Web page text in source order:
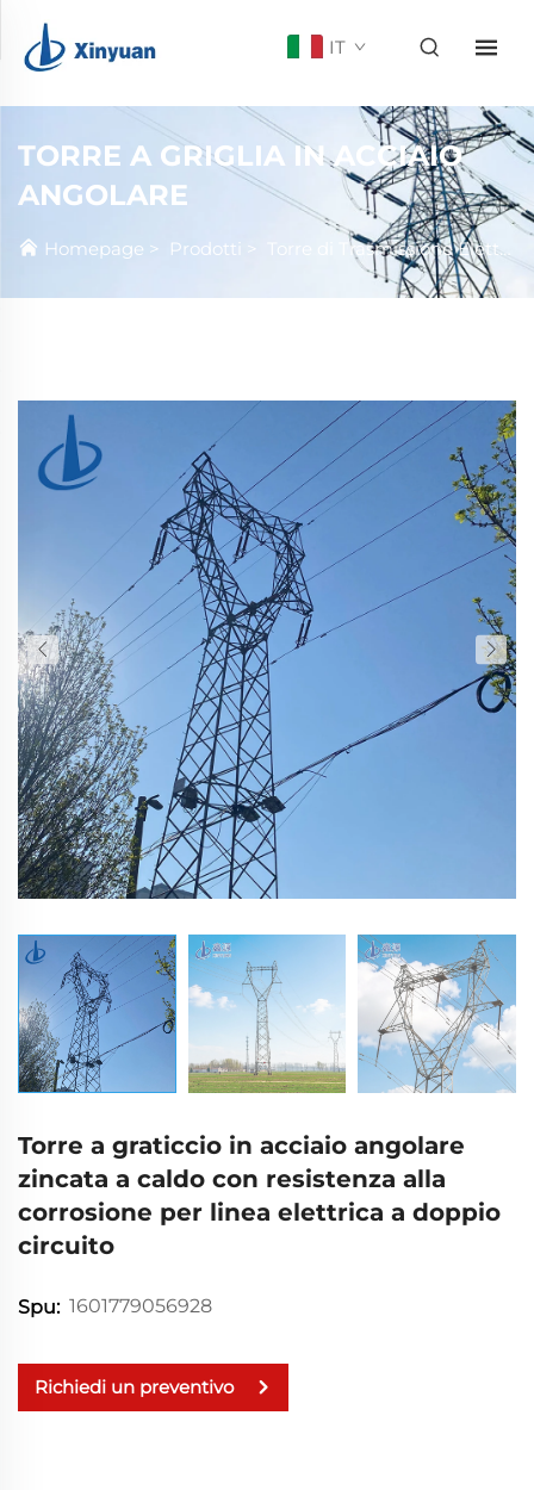
IT
TORRE A GRIGLIA IN ACCIAIO
ANGOLARE
Homepage > Prodotti > Torre di Trasmissione Elettrica
Torre a graticcio in acciaio angolare
zincata a caldo con resistenza alla
corrosione per linea elettrica a doppio
circuito
Spu: 1601779056928
Richiedi un preventivo